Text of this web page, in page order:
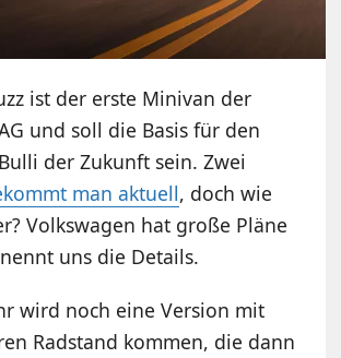
ist der erste Minivan der
und soll die Basis für den
der Zukunft sein. Zwei
man aktuell, doch wie
Volkswagen hat große Pläne
uns die Details.
wird noch eine Version mit
Radstand kommen, die dann